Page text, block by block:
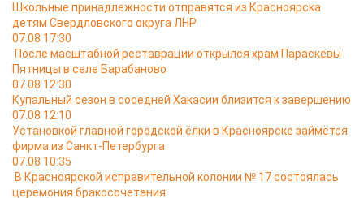
Школьные принадлежности отправятся из Красноярска
детям Свердловского округа ЛНР
07.08 17:30
После масштабной реставрации открылся храм Параскевы
Пятницы в селе Барабаново
07.08 12:30
Купальный сезон в соседней Хакасии близится к завершению
07.08 12:10
Установкой главной городской ёлки в Красноярске займётся
фирма из Санкт-Петербурга
07.08 10:35
В Красноярской исправительной колонии № 17 состоялась
церемония бракосочетания